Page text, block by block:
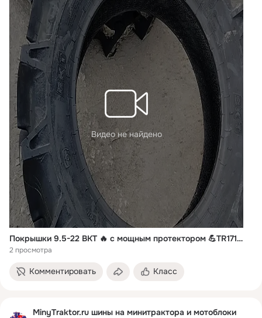
Видео не найдено
Покрышки 9.5-22 BKT 🔥 с мощным протектором 💪TR171 в город Оренбург 🚛 ✅ MinyTraktor.ru ✅ +7 912 50-20-455
2 просмотра
Комментировать Класс
MinyTraktor.ru шины на минитрактора и мотоблоки